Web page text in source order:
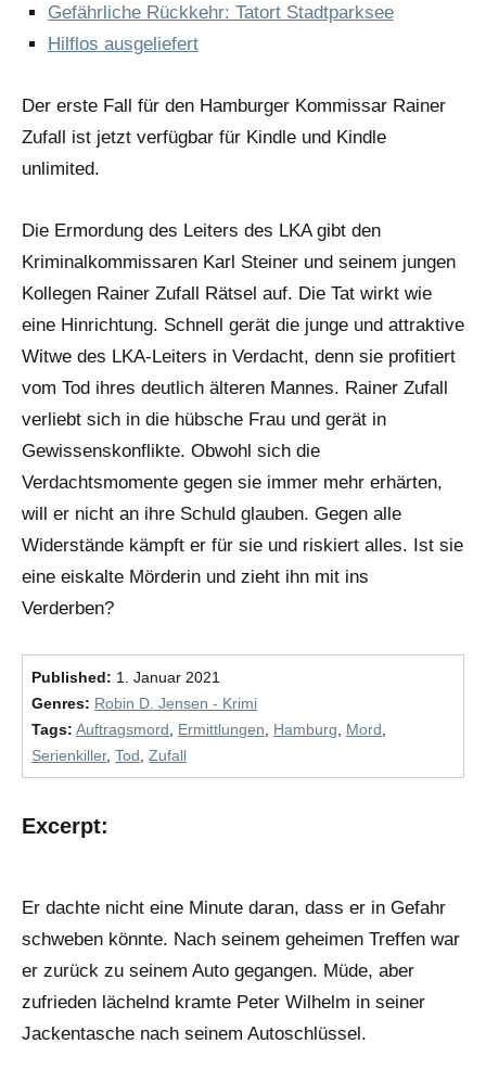
Gefährliche Rückkehr: Tatort Stadtparksee
Hilflos ausgeliefert
Der erste Fall für den Hamburger Kommissar Rainer
Zufall ist jetzt verfügbar für Kindle und Kindle
unlimited.
Die Ermordung des Leiters des LKA gibt den
Kriminalkommissaren Karl Steiner und seinem jungen
Kollegen Rainer Zufall Rätsel auf. Die Tat wirkt wie
eine Hinrichtung. Schnell gerät die junge und attraktive
Witwe des LKA-Leiters in Verdacht, denn sie profitiert
vom Tod ihres deutlich älteren Mannes. Rainer Zufall
verliebt sich in die hübsche Frau und gerät in
Gewissenskonflikte. Obwohl sich die
Verdachtsmomente gegen sie immer mehr erhärten,
will er nicht an ihre Schuld glauben. Gegen alle
Widerstände kämpft er für sie und riskiert alles. Ist sie
eine eiskalte Mörderin und zieht ihn mit ins
Verderben?
Published: 1. Januar 2021
Genres: Robin D. Jensen - Krimi
Tags: Auftragsmord Ermittlungen Hamburg Mord
Serienkiller,Tod ,Zufall
Excerpt:
Er dachte nicht eine Minute daran, dass er in Gefahr
schweben könnte. Nach seinem geheimen Treffen war
er zurück zu seinem Auto gegangen. Müde, aber
zufrieden lächelnd kramte Peter Wilhelm in seiner
Jackentasche nach seinem Autoschlüssel.